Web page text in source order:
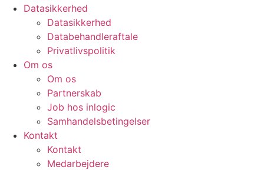
Datasikkerhed
Datasikkerhed
Databehandleraftale
Privatlivspolitik
Om os
Om os
Partnerskab
Job hos inlogic
Samhandelsbetingelser
Kontakt
Kontakt
Medarbejdere